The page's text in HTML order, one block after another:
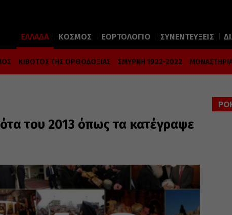
ΕΛΛΑΔΑ ΚΟΣΜΟΣ ΕΟΡΤΟΛΟΓΙΟ ΣΥΝΕΝΤΕΥΞΕΙΣ
ΚΙΒΩΤΟΣ ΤΗΣ ΟΡΘΟΔΟΞΙΑΣ ΣΜΥΡΝΗ 1922-2022
του 2013 όπως τα κατέγραψε